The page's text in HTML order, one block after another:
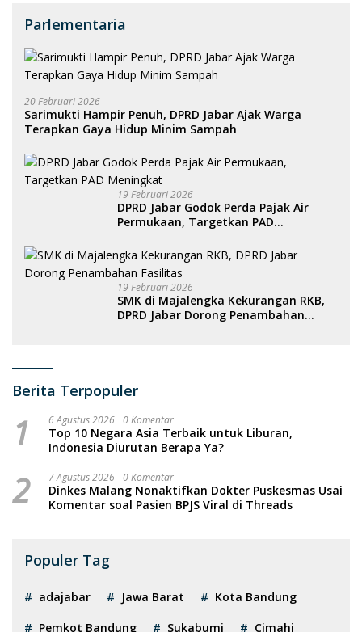
Parlementaria
20 Februari 2026
Sarimukti Hampir Penuh, DPRD Jabar Ajak Warga
Terapkan Gaya Hidup Minim Sampah
19 Februari 2026
DPRD Jabar Godok Perda Pajak Air
Permukaan, Targetkan PAD
19 Februari 2026
SMK di Majalengka Kekurangan RKB,
DPRD Jabar Dorong Penambahan
Berita Terpopuler
1 6 Agustus 2026 0 Komentar
Top 10 Negara Asia Terbaik untuk Liburan,
Indonesia Diurutan Berapa Ya?
2 7 Agustus 2026 0 Komentar
Dinkes Malang Nonaktifkan Dokter Puskesmas Usai
Komentar soal Pasien BPJS Viral di Threads
Populer Tag
adajabar Jawa Barat
Kota Bandung
Pemkot Bandung
Sukabumi Cimahi